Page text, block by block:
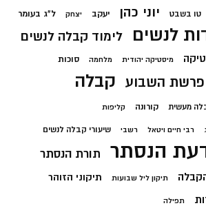
טו בשבט יוני כהן יעקב יצחק ל"ג בעומר
לנשים לימוד קבלה לנשים
מיסטיקה יהודית מלחמה סוכות
פרשת השבוע קבלה
מעשית קורונה קליפות
רבי חיים ויטאל רשבי שיעורי קבלה לנשים
הנסתר תורת הנסתר
תיקון ליל שבועות תיקוני הזוהר
תפילה